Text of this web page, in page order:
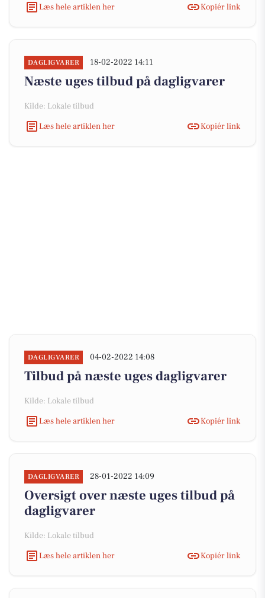
Læs hele artiklen her
Kopiér link
DAGLIGVARER 18-02-2022 14:11
Næste uges tilbud på dagligvarer
Kilde: Lokale tilbud
Læs hele artiklen her
Kopiér link
DAGLIGVARER 04-02-2022 14:08
Tilbud på næste uges dagligvarer
Kilde: Lokale tilbud
Læs hele artiklen her
Kopiér link
DAGLIGVARER 28-01-2022 14:09
Oversigt over næste uges tilbud på
dagligvarer
Kilde: Lokale tilbud
Læs hele artiklen her
Kopiér link